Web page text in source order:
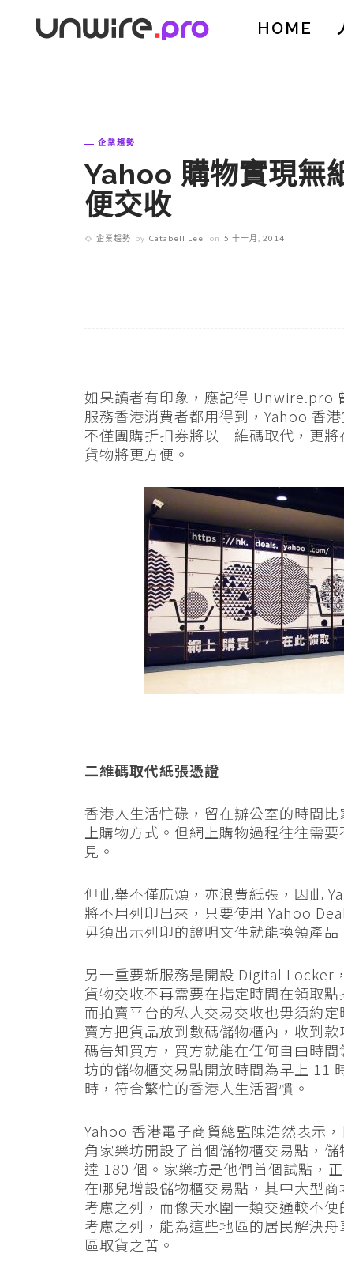
HOME
企業趨勢
Yahoo 購物實現
便交收
企業趨勢 by Catabell Lee on 5 十一月, 2014
如果讀者有印象，應記得 Unwire.pro
服務香港消費者都用得到，Yahoo 香
不僅團購折扣券將以二維碼取代，更
貨物將更方便。
二維碼取代紙張憑證
香港人生活忙碌，留在辦公室的時間
上購物方式。但網上購物過程往往需
見。
但此舉不僅麻煩，亦浪費紙張，因此
將不用列印出來，只要使用 Yahoo
毋須出示列印的證明文件就能換領產品
另一重要新服務是開設 Digital Locker
貨物交收不再需要在指定時間在領取點
而拍賣平台的私人交易交收也毋須約定
賣方把貨品放到數碼儲物櫃內，收到款
碼告知買方，買方就能在任何自由時間
坊的儲物櫃交易點開放時間為早上 11
時，符合繁忙的香港人生活習慣。
Yahoo 香港電子商貿總監陳浩然表示
角家樂坊開設了首個儲物櫃交易點，儲
達 180 個。家樂坊是他們首個試點，
在哪兒增設儲物櫃交易點，其中大型商
考慮之列，而像天水圍一類交通較不便
考慮之列，能為這些地區的居民解決
區取貨之苦。